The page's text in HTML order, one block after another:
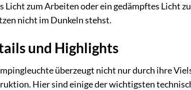
Licht zum Arbeiten oder ein gedämpftes Licht
nicht im Dunkeln stehst.
und Highlights
überzeugt nicht nur durch ihre
Hier sind einige der wichtigsten